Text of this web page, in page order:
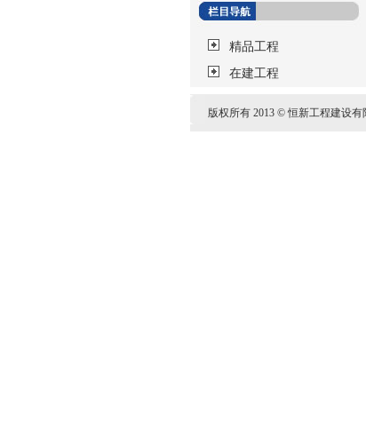
精品工程
在建工程
版权所有 2013 © 恒新工程建设